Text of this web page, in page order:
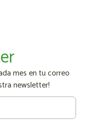
mes en tu correo
newsletter!